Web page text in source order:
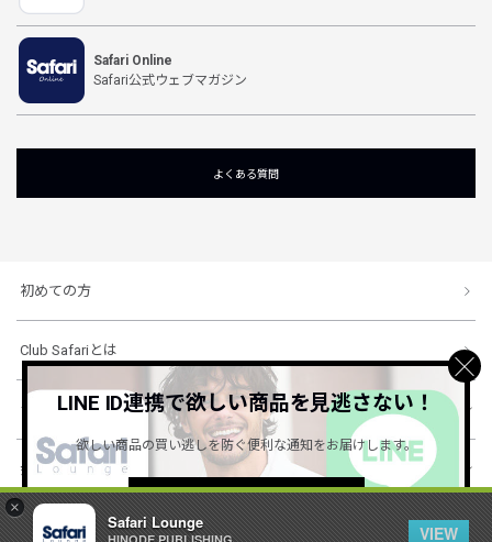
×
Safari Lounge
VIEW
Safari Online
Safari公式ウェブマガジン
よくある質問
初めての方
Club Safariとは
ショッピングガイド
会社概要・規約
LINE ID連携で欲しい商品を見逃さない！
欲しい商品の買い逃しを防ぐ便利な通知をお届けします。
詳しくはこちら ＞